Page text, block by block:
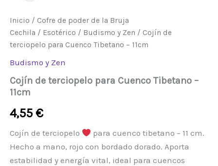
Inicio / Cofre de poder de la Bruja
Cechila / Esotérico / Budismo y Zen / Cojín de
terciopelo para Cuenco Tibetano – 11cm
Budismo y Zen
Cojín de terciopelo para Cuenco Tibetano –
11cm
4,55 €
Cojín de terciopelo
para cuenco tibetano – 11 cm.
Hecho a mano, rojo con bordado dorado. Aporta
estabilidad y energía vital, ideal para cuencos